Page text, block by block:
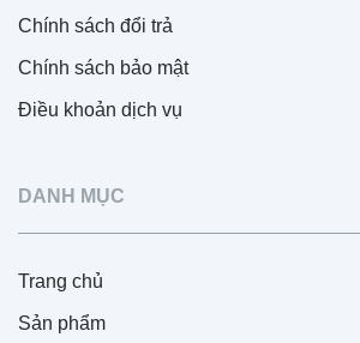
Chính sách đổi trả
Chính sách bảo mật
Điều khoản dịch vụ
DANH MỤC
Trang chủ
Sản phẩm